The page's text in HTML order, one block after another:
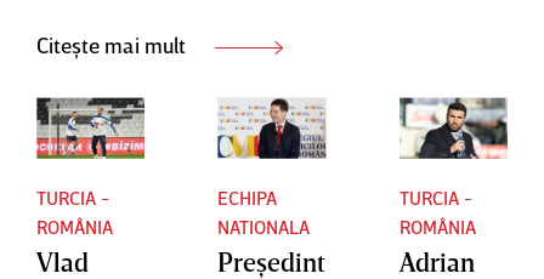
Citește mai mult
TURCIA -
ROMÂNIA
Vlad
ECHIPA
NATIONALA
Preşedint
TURCIA -
ROMÂNIA
Adrian